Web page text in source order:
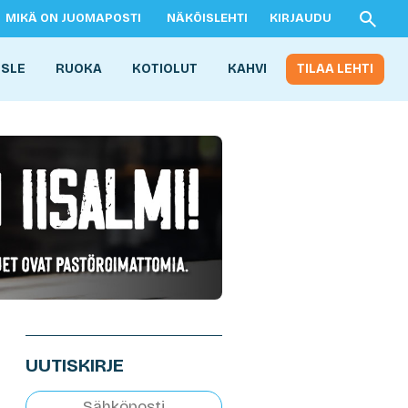
MIKÄ ON JUOMAPOSTI NÄKÖISLEHTI KIRJAUDU
RUOKA KOTIOLUT KAHVI TILAA LEHTI
UUTISKIRJE